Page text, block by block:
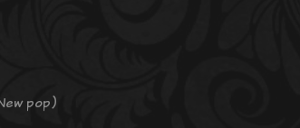
pop)